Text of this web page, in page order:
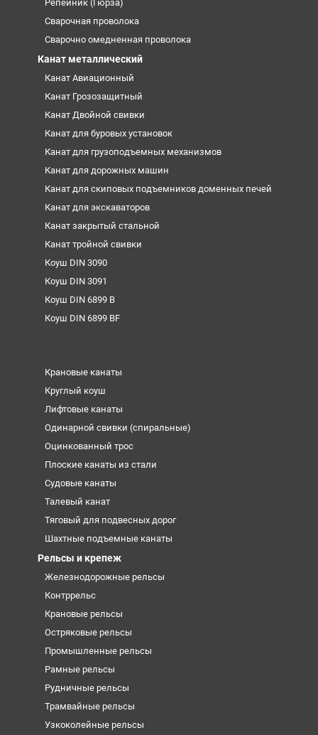
Репейник (Гюрза)
Сварочная проволока
Сварочно омедненная проволока
Канат металлический
Канат Авиационный
Канат Грозозащитный
Канат Двойной свивки
Канат для буровых установок
Канат для грузоподъемных механизмов
Канат для дорожных машин
Канат для скиповых подъемников доменных печей
Канат для экскаваторов
Канат закрытый стальной
Канат тройной свивки
Коуш DIN 3090
Коуш DIN 3091
Коуш DIN 6899 B
Коуш DIN 6899 BF
Крановые канаты
Круглый коуш
Лифтовые канаты
Одинарной свивки (спиральные)
Оцинкованный трос
Плоские канаты из стали
Судовые канаты
Талевый канат
Тяговый для подвесных дорог
Шахтные подъемные канаты
Рельсы и крепеж
Железнодорожные рельсы
Контррельс
Крановые рельсы
Остряковые рельсы
Промышленные рельсы
Рамные рельсы
Рудничные рельсы
Трамвайные рельсы
Узкоколейные рельсы